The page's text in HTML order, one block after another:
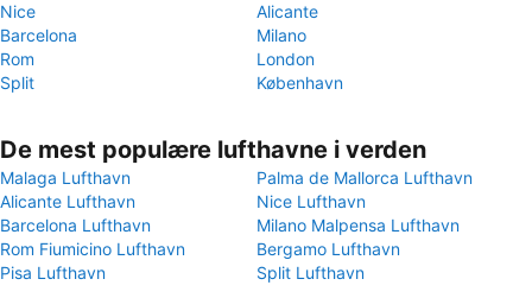
Nice
Alicante
Barcelona
Milano
Rom
London
Split
København
De mest populære lufthavne i verden
Malaga Lufthavn
Palma de Mallorca Lufthavn
Alicante Lufthavn
Nice Lufthavn
Barcelona Lufthavn
Milano Malpensa Lufthavn
Rom Fiumicino Lufthavn
Bergamo Lufthavn
Pisa Lufthavn
Split Lufthavn